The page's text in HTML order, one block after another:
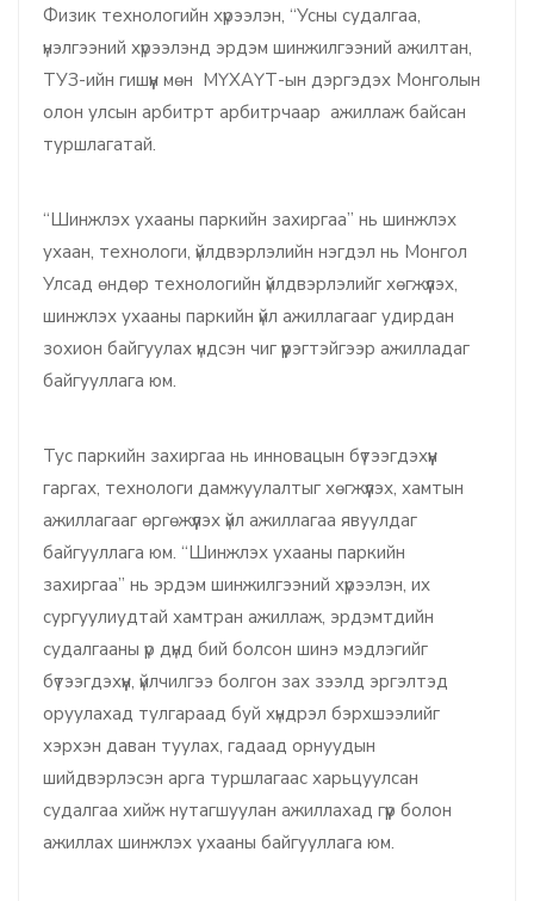
Физик технологийн хүрээлэн, “Усны судалгаа,
үнэлгээний хүрээлэнд эрдэм шинжилгээний ажилтан,
ТУЗ-ийн гишүүн мөн МҮХАҮТ-ын дэргэдэх Монголын
олон улсын арбитрт арбитрчаар ажиллаж байсан
туршлагатай.
“Шинжлэх ухааны паркийн захиргаа” нь шинжлэх
ухаан, технологи, үйлдвэрлэлийн нэгдэл нь Монгол
Улсад өндөр технологийн үйлдвэрлэлийг хөгжүүлэх,
шинжлэх ухааны паркийн үйл ажиллагааг удирдан
зохион байгуулах үндсэн чиг үүрэгтэйгээр ажилладаг
байгууллага юм.
Тус паркийн захиргаа нь инновацын бүтээгдэхүүн
гаргах, технологи дамжуулалтыг хөгжүүлэх, хамтын
ажиллагааг өргөжүүлэх үйл ажиллагаа явуулдаг
байгууллага юм. “Шинжлэх ухааны паркийн
захиргаа” нь эрдэм шинжилгээний хүрээлэн, их
сургуулиудтай хамтран ажиллаж, эрдэмтдийн
судалгааны үр дүнд бий болсон шинэ мэдлэгийг
бүтээгдэхүүн, үйлчилгээ болгон зах зээлд эргэлтэд
оруулахад тулгараад буй хүндрэл бэрхшээлийг
хэрхэн даван туулах, гадаад орнуудын
шийдвэрлэсэн арга туршлагаас харьцуулсан
судалгаа хийж нутагшуулан ажиллахад гүүр болон
ажиллах шинжлэх ухааны байгууллага юм.